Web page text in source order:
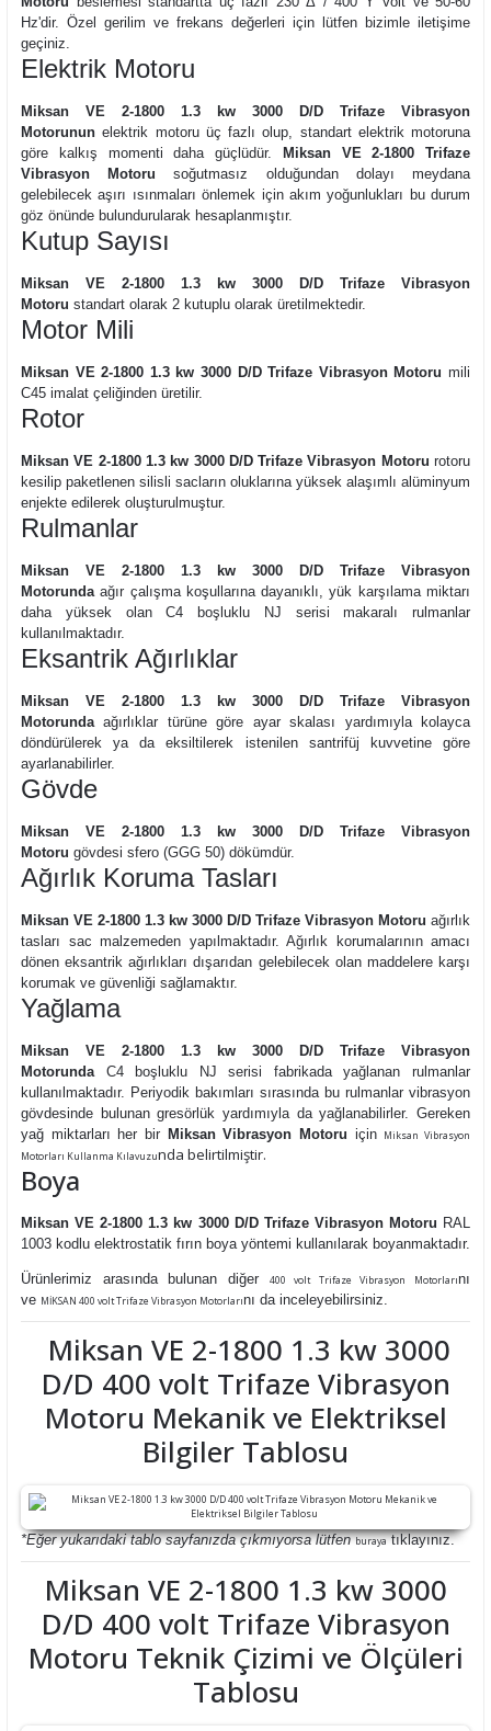
Hz'dir. Özel gerilim ve frekans değerleri için lütfen bizimle iletişime
geçiniz.
Elektrik Motoru
Miksan VE 2-1800 1.3 kw 3000 D/D Trifaze Vibrasyon
Motorununelektrik motoru üç fazlı olup, standart elektrik motoruna
göre kalkış momenti daha güçlüdür.
Miksan VE 2-1800 Trifaze
Vibrasyon Motorusoğutmasız olduğundan dolayı meydana
gelebilecek aşırı ısınmaları önlemek için akım yoğunlukları bu durum
göz önünde bulundurularak hesaplanmıştır.
Kutup Sayısı
Miksan VE 2-1800 1.3 kw 3000 D/D Trifaze Vibrasyon
Motoru standart olarak 2 kutuplu olarak üretilmektedir.
Motor Mili
Miksan VE 2-1800 1.3 kw 3000 D/D Trifaze Vibrasyon Motoru mili
C45 imalat çeliğinden üretilir.
Rotor
Miksan VE 2-1800 1.3 kw 3000 D/D Trifaze Vibrasyon Motoru rotoru
kesilip paketlenen silisli sacların oluklarına yüksek alaşımlı alüminyum
enjekte edilerek oluşturulmuştur.
Rulmanlar
Miksan VE 2-1800 1.3 kw 3000 D/D Trifaze Vibrasyon
Motorundaağır çalışma koşullarına dayanıklı, yük karşılama miktarı
daha yüksek olan C4 boşluklu NJ serisi makaralı rulmanlar
kullanılmaktadır.
Eksantrik Ağırlıklar
Miksan VE 2-1800 1.3 kw 3000 D/D Trifaze Vibrasyon
Motorundaağırlıklar türüne göre ayar skalası yardımıyla kolayca
döndürülerek ya da eksiltilerek istenilen santrifüj kuvvetine göre
ayarlanabilirler.
Gövde
Miksan VE 2-1800 1.3 kw 3000 D/D Trifaze Vibrasyon
Motoru gövdesi sfero (GGG 50) dökümdür.
Ağırlık Koruma Tasları
Miksan VE 2-1800 1.3 kw 3000 D/D Trifaze Vibrasyon Motoru ağırlık
tasları sac malzemeden yapılmaktadır. Ağırlık korumalarının amacı
dönen eksantrik ağırlıkları dışarıdan gelebilecek olan maddelere karşı
korumak ve güvenliği sağlamaktır.
Yağlama
Miksan VE 2-1800 1.3 kw 3000 D/D Trifaze Vibrasyon
MotorundaC4 boşluklu NJ serisi fabrikada yağlanan rulmanlar
kullanılmaktadır. Periyodik bakımları sırasında bu rulmanlar vibrasyon
gövdesinde bulunan gresörlük yardımıyla da yağlanabilirler. Gereken
yağ miktarları her bir Miksan Vibrasyon Motoru için Miksan Vibrasyon
Motorları Kullanma Kılavuzunda belirtilmiştir.
Boya
Miksan VE 2-1800 1.3 kw 3000 D/D Trifaze Vibrasyon Motoru RAL
1003 kodlu elektrostatik fırın boya yöntemi kullanılarak boyanmaktadır.
Ürünlerimiz arasında bulunan diğer 400 volt Trifaze Vibrasyon Motorlarını
ve MİKSAN 400 volt Trifaze Vibrasyon Motorlarını da inceleyebilirsiniz.
Miksan VE 2-1800 1.3 kw 3000
D/D 400 volt Trifaze Vibrasyon
Motoru Mekanik ve Elektriksel
Bilgiler Tablosu
*Eğer yukarıdaki tablo sayfanızda çıkmıyorsa lütfenburayatıklayınız.
Miksan VE 2-1800 1.3 kw 3000
D/D 400 volt Trifaze Vibrasyon
Motoru Teknik Çizimi ve Ölçüleri
Tablosu